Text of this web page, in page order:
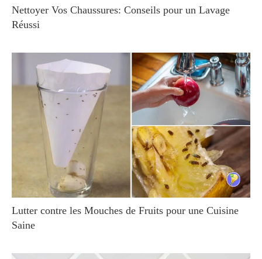
Nettoyer Vos Chaussures: Conseils pour un Lavage
Réussi
Lutter contre les Mouches de Fruits pour une Cuisine
Saine